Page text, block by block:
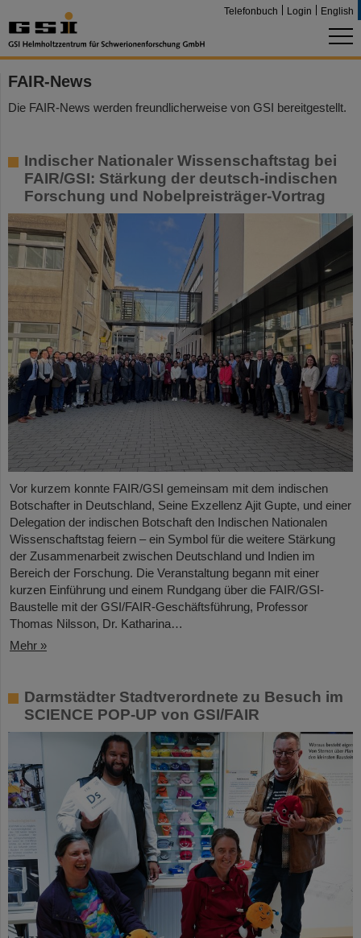
Telefonbuch Login English
FAIR-News
Die FAIR-News werden freundlicherweise von GSI bereitgestellt.
Indischer Nationaler Wissenschaftstag bei
FAIR/GSI: Stärkung der deutsch-indischen
Forschung und Nobelpreisträger-Vortrag
Vor kurzem konnte FAIR/GSI gemeinsam mit dem indischen
Botschafter in Deutschland, Seine Exzellenz Ajit Gupte, und einer
Delegation der indischen Botschaft den Indischen Nationalen
Wissenschaftstag feiern – ein Symbol für die weitere Stärkung
der Zusammenarbeit zwischen Deutschland und Indien im
Bereich der Forschung. Die Veranstaltung begann mit einer
kurzen Einführung und einem Rundgang über die FAIR/GSI-
Baustelle mit der GSI/FAIR-Geschäftsführung, Professor
Thomas Nilsson, Dr. Katharina…
Mehr »
Darmstädter Stadtverordnete zu Besuch im
SCIENCE POP-UP von GSI/FAIR